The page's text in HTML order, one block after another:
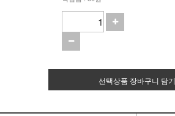
선택상품 장바구니 담기